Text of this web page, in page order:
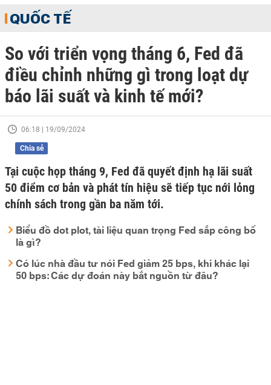
QUỐC TẾ
So với triển vọng tháng 6, Fed đã
điều chỉnh những gì trong loạt dự
báo lãi suất và kinh tế mới?
06:18 | 19/09/2024
Chia sẻ
Tại cuộc họp tháng 9, Fed đã quyết định hạ lãi suất
50 điểm cơ bản và phát tín hiệu sẽ tiếp tục nới lỏng
chính sách trong gần ba năm tới.
Biểu đồ dot plot, tài liệu quan trọng Fed sắp công bố
là gì?
Có lúc nhà đầu tư nói Fed giảm 25 bps, khi khác lại
50 bps: Các dự đoán này bắt nguồn từ đâu?